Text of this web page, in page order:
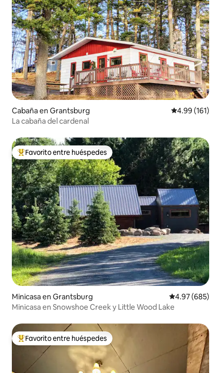
Cabaña en Grantsburg Calificación
4.99 (161)
La cabaña del cardenal
Favorito entre huéspedes preferido
Favorito entre huéspedes
Minicasa en Grantsburg Calificación
4.97 (685)
Minicasa en Snowshoe Creek y Little Wood Lake
Favorito entre huéspedes preferido
Favorito entre huéspedes